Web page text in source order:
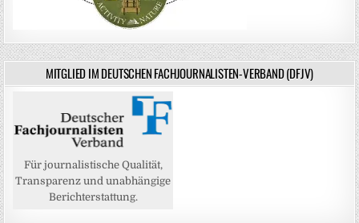
MITGLIED IM DEUTSCHEN FACHJOURNALISTEN-VERBAND (DFJV)
Für journalistische Qualität,
Transparenz und unabhängige
Berichterstattung.